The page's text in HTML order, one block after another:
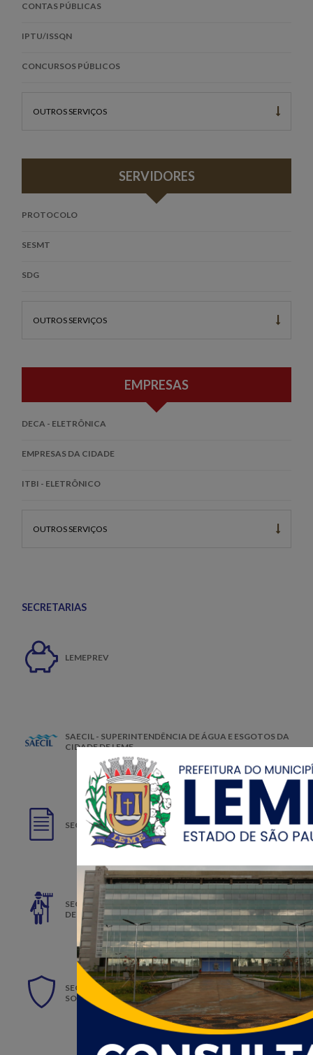
CONTAS PÚBLICAS
IPTU/ISSQN
CONCURSOS PÚBLICOS
OUTROS SERVIÇOS
SERVIDORES
PROTOCOLO
SESMT
SDG
OUTROS SERVIÇOS
EMPRESAS
DECA - ELETRÔNICA
EMPRESAS DA CIDADE
ITBI - ELETRÔNICO
OUTROS SERVIÇOS
SECRETARIAS
LEMEPREV
SAECIL - SUPERINTENDÊNCIA DE ÁGUA E ESGOTOS DA
CIDADE DE LEME
SECRETARIA MUNICIPAL DA ADMINISTRAÇÃO
SECRETARIA DE AGRICULTURA, PECUÁRIA E
DESENVOLVIMENTO AGRÁRIO
SECRETARIA DE ASSISTÊNCIA E DESENVOLVIMENTO
SOCIAL